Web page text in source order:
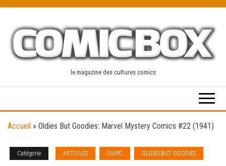
content
le magazine des cultures comics
Accueil » Oldies But Goodies: Marvel Mystery Comics #22 (1941)
Catégorie ARTICLES DIAPO OLDIES BUT GOODIES